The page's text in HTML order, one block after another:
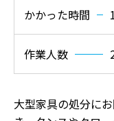
かかった時間
作業人数
大型家具の処分に